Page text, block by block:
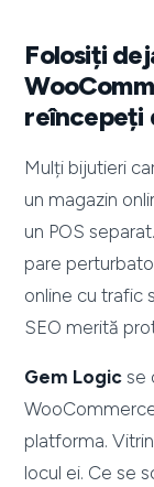
Folosiți
reîncepeți
Mulți bijutieri
un magazin
un POS
pare
online cu trafic
SEO merită
Gem Logic se
platforma.
locul ei. Ce se